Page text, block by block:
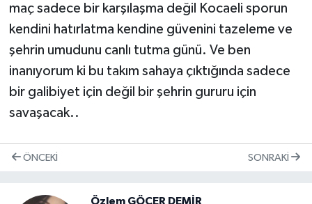
maç sadece bir karşılaşma değil Kocaeli sporun
kendini hatırlatma kendine güvenini tazeleme ve
şehrin umudunu canlı tutma günü. Ve ben
inanıyorum ki bu takım sahaya çıktığında sadece
bir galibiyet için değil bir şehrin gururu için
savaşacak..
ÖNCEKI SONRAKI
Özlem GÖÇER DEMİR